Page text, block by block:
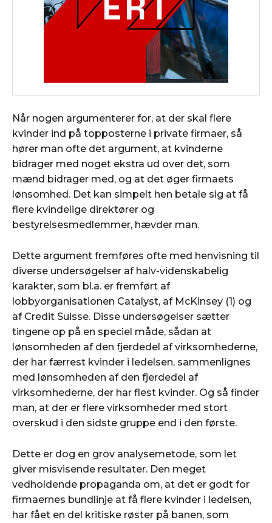
Når nogen argumenterer for, at der skal flere
kvinder ind på topposterne i private firmaer, så
hører man ofte det argument, at kvinderne
bidrager med noget ekstra ud over det, som
mænd bidrager med, og at det øger firmaets
lønsomhed. Det kan simpelt hen betale sig at få
flere kvindelige direktører og
bestyrelsesmedlemmer, hævder man.
Dette argument fremføres ofte med henvisning til
diverse undersøgelser af halv-videnskabelig
karakter, som bl.a. er fremført af
lobbyorganisationen Catalyst, af McKinsey (1) og
af Credit Suisse. Disse undersøgelser sætter
tingene op på en speciel måde, sådan at
lønsomheden af den fjerdedel af virksomhederne,
der har færrest kvinder i ledelsen, sammenlignes
med lønsomheden af den fjerdedel af
virksomhederne, der har flest kvinder. Og så finder
man, at der er flere virksomheder med stort
overskud i den sidste gruppe end i den første.
Dette er dog en grov analysemetode, som let
giver misvisende resultater. Den meget
vedholdende propaganda om, at det er godt for
firmaernes bundlinje at få flere kvinder i ledelsen,
har fået en del kritiske røster på banen, som